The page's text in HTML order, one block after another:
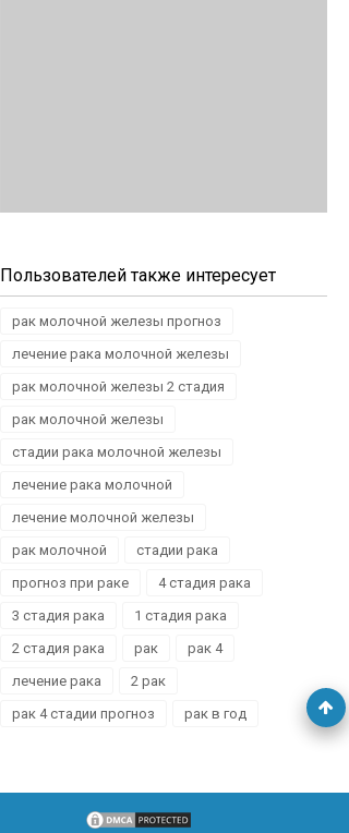
Пользователей также интересует
рак молочной железы прогноз
лечение рака молочной железы
рак молочной железы 2 стадия
рак молочной железы
стадии рака молочной железы
лечение рака молочной
лечение молочной железы
рак молочной
стадии рака
прогноз при раке
4 стадия рака
3 стадия рака
1 стадия рака
2 стадия рака
рак
рак 4
лечение рака
2 рак
рак 4 стадии прогноз
рак в год